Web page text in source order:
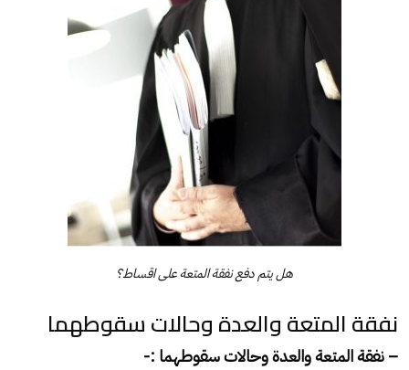
هل يتم دفع نفقة المتعة على اقساط؟
نفقة المتعة والعدة وحالات سقوطهما
– نفقة المتعة والعدة وحالات سقوطهما :-